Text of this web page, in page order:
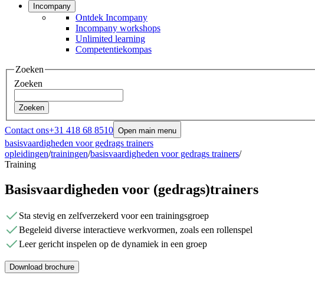
Incompany
Ontdek Incompany
Incompany workshops
Unlimited learning
Competentiekompas
Zoeken
Zoeken
Zoeken
Contact ons+31 418 68 8510 Open main menu
basisvaardigheden voor gedrags trainers
opleidingen/trainingen/basisvaardigheden voor gedrags trainers/
Training
Basisvaardigheden voor (gedrags)trainers
Sta stevig en zelfverzekerd voor een trainingsgroep
Begeleid diverse interactieve werkvormen, zoals een rollenspel
Leer gericht inspelen op de dynamiek in een groep
Download brochure